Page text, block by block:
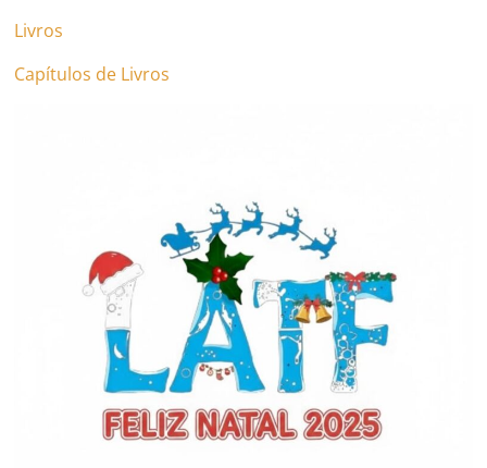
Livros
Capítulos de Livros